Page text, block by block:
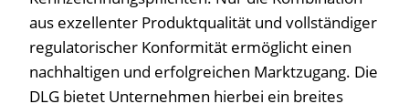
aus exzellenter Produktqualität und vollständiger
regulatorischer Konformität ermöglicht einen
nachhaltigen und erfolgreichen Marktzugang. Die
DLG bietet Unternehmen hierbei ein breites